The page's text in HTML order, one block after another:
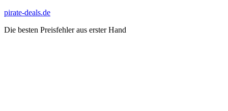
Zum
springen
pirate-deals.de
Die besten Preisfehler aus erster Hand